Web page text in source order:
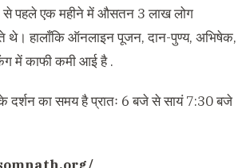
से पहले एक महीने में औसतन 3 लाख लोग
थे। हालाँकि ऑनलाइन पूजन, दान-पुण्य, अभिषेक,
में काफी कमी आई है .
के दर्शन का समय है प्रातः 6 बजे से सायं 7:30 बजे